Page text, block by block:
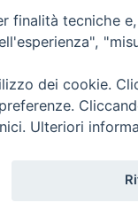
Policy Cookie
Editrice
finalità tecniche
dei cookie.
Ulteriori